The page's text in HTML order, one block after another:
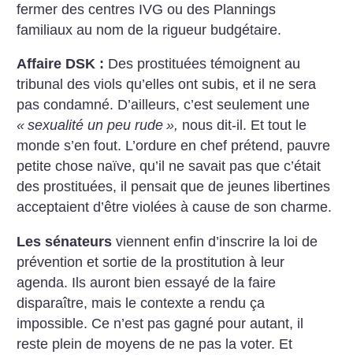
fermer des centres IVG ou des Plannings
familiaux au nom de la rigueur budgétaire.
Affaire DSK : Des prostituées témoignent au
tribunal des viols qu’elles ont subis, et il ne sera
pas condamné. D’ailleurs, c’est seulement une
« sexualité un peu rude », nous dit-il. Et tout le
monde s’en fout. L’ordure en chef prétend, pauvre
petite chose naïve, qu’il ne savait pas que c’était
des prostituées, il pensait que de jeunes libertines
acceptaient d’être violées à cause de son charme.
Les sénateurs viennent enfin d’inscrire la loi de
prévention et sortie de la prostitution à leur
agenda. Ils auront bien essayé de la faire
disparaître, mais le contexte a rendu ça
impossible. Ce n’est pas gagné pour autant, il
reste plein de moyens de ne pas la voter. Et